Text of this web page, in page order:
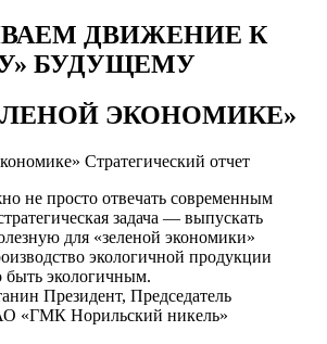
ДВИЖЕНИЕ К
БУДУЩЕМУ
ЭКОНОМИКЕ»
Стратегический отчет
не просто отвечать современным
задача — выпускать
для «зеленой экономики»
экологичной продукции
экологичным.
Президент, Председатель
«ГМК Норильский никель»